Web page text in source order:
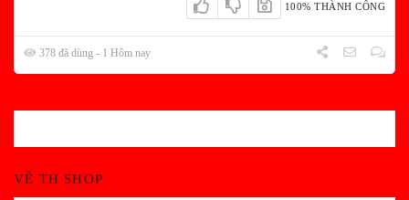
100% THÀNH CÔNG
378 đã dùng - 1 Hôm nay
VỀ TH SHOP